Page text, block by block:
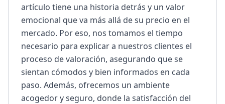
artículo tiene una historia detrás y un valor
emocional que va más allá de su precio en el
mercado. Por eso, nos tomamos el tiempo
necesario para explicar a nuestros clientes el
proceso de valoración, asegurando que se
sientan cómodos y bien informados en cada
paso. Además, ofrecemos un ambiente
acogedor y seguro, donde la satisfacción del